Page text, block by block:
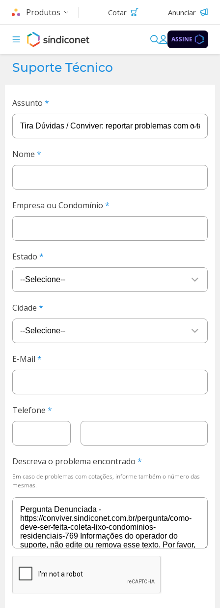
Produtos Cotar Anunciar
ASSINE
Suporte Técnico
Assunto
Nome
Empresa ou Condomínio
Estado
Cidade
E-Mail
Telefone
Descreva o problema encontrado
Em caso de problemas com cotações, informe também o número das
mesmas.